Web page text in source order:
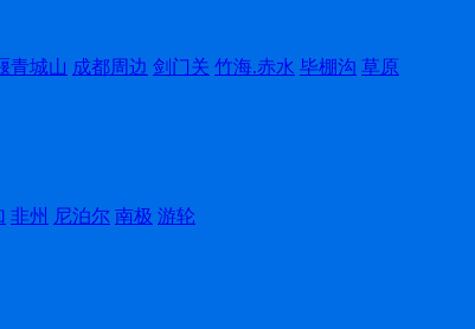
青城山 成都周边 剑门关 竹海.赤水 毕棚沟 草原
非州 尼泊尔 南极 游轮